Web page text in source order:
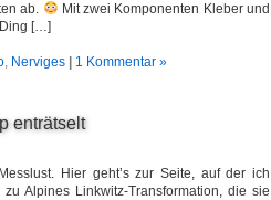
ab.
Mit zwei Komponenten Kleber und
[…]
, Nerviges 1 Kommentar »
enträtselt
Hier geht’s zur Seite, auf der ich
Alpines Linkwitz-Transformation, die sie